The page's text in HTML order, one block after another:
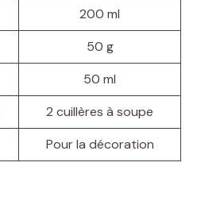
200 ml
50 g
50 ml
2 cuillères à soupe
Pour la décoration